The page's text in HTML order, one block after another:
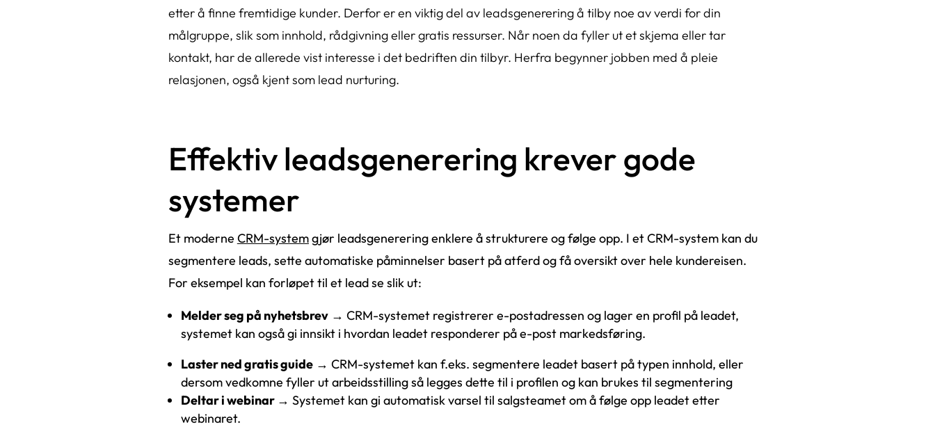
etter å finne fremtidige kunder. Derfor er en viktig del av leadsgenerering å tilby noe av verdi for din
målgruppe, slik som innhold, rådgivning eller gratis ressurser. Når noen da fyller ut et skjema eller tar
kontakt, har de allerede vist interesse i det bedriften din tilbyr. Herfra begynner jobben med å pleie
relasjonen, også kjent som lead nurturing.
Effektiv leadsgenerering krever gode
systemer
Et moderne CRM-systemgjør leadsgenerering enklere å strukturere og følge opp. I et CRM-system kan du
segmentere leads, sette automatiske påminnelser basert på atferd og få oversikt over hele kundereisen.
For eksempel kan forløpet til et lead se slik ut:
Melder seg på nyhetsbrev→ CRM-systemet registrerer e-postadressen og lager en profil på leadet,
systemet kan også gi innsikt i hvordan leadet responderer på e-post markedsføring.
Laster ned gratis guide→ CRM-systemet kan f.eks. segmentere leadet basert på typen innhold, eller
dersom vedkomne fyller ut arbeidsstilling så legges dette til i profilen og kan brukes til segmentering
Deltar i webinar → Systemet kan gi automatisk varsel til salgsteamet om å følge opp leadet etter
webinaret.